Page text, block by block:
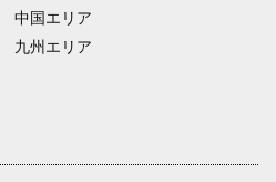
中国エリア
九州エリア